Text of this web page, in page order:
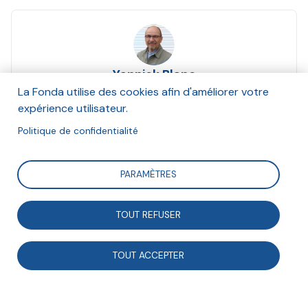
Yannick Blanc
Septembre 2018
Avec l’avènement de l’ « individu relationnel »,
l’engagement doit répondre à des attentes de
réalisation de soi et de reconnaissance.
La Fonda utilise des cookies afin d'améliorer votre
expérience utilisateur.
Politique de confidentialité
PARAMÈTRES
TOUT REFUSER
TOUT ACCEPTER